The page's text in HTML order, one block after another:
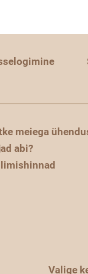
meiega
abi?
Valige